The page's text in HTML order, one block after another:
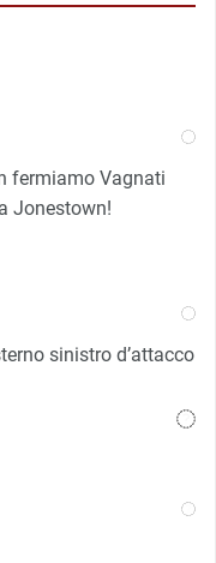
fermiamo Vagnati
Jonestown!
sinistro d’attacco